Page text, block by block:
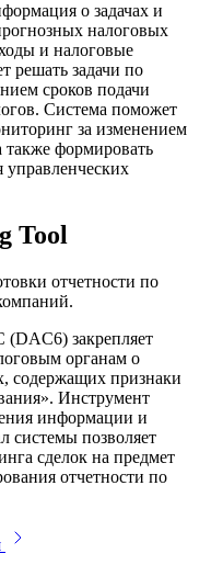
о задачах и
налоговых
и налоговые
решать задачи по
сроков подачи
Система поможет
за изменением
также формировать
управленческих
Tool
отчетности по
(DAC6) закрепляет
органам о
содержащих признаки
Инструмент
информации и
системы позволяет
сделок на предмет
отчетности по